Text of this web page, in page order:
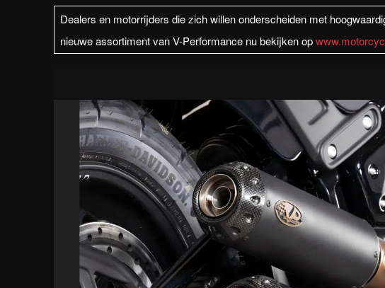
Dealers en motorrijders die zich willen onderscheiden met
nieuwe assortiment van V-Performance nu bekijken op